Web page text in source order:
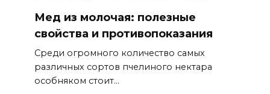
Мед из молочая: полезные
свойства и противопоказания
Среди огромного количество самых
различных сортов пчелиного нектара
особняком стоит...